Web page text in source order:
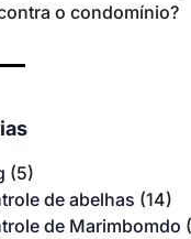
o condomínio?
(5)
de abelhas (14)
de Marimbomdo